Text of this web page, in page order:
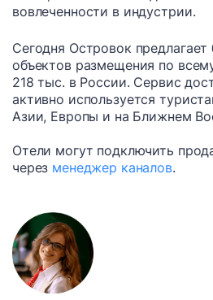
вовлеченности в индустрии.
Сегодня Островок предлагает
объектов размещения по
218 тыс. в России. Сервис
активно используется
Азии, Европы и на Ближнем
Отели могут подключить
через менеджер каналов.